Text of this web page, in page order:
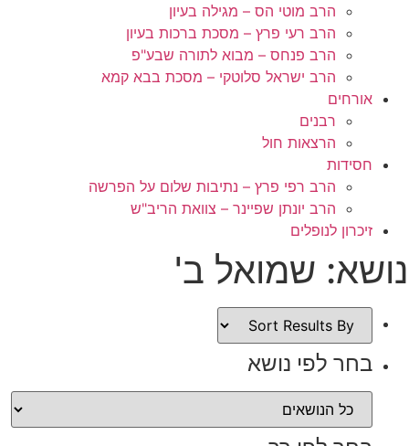
הרב מוטי הס – מגילה בעיון
הרב רעי פרץ – מסכת ברכות בעיון
הרב פנחס – מבוא לתורה שבע"פ
הרב ישראל סלוטקי – מסכת בבא קמא
אורחים
רבנים
הרצאות חול
חסידות
הרב רפי פרץ – נתיבות שלום על הפרשה
הרב יונתן שפיינר – צוואת הריב"ש
זיכרון לנופלים
נושא: שמואל ב'
בחר לפי נושא